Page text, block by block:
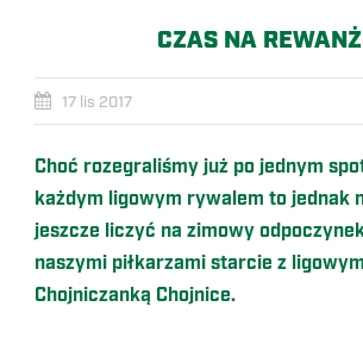
CZAS NA
17 lis 2017
Choć rozegraliśmy już po jednym
każdym ligowym rywalem to jednak
jeszcze liczyć na zimowy
naszymi piłkarzami starcie z
Chojniczanką Chojnice.